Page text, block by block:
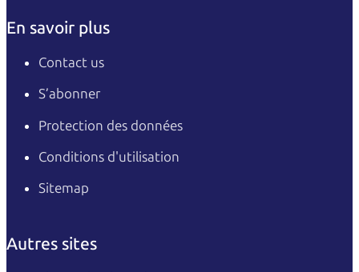
En savoir plus
Contact us
S’abonner
Protection des données
Conditions d'utilisation
Sitemap
Autres sites